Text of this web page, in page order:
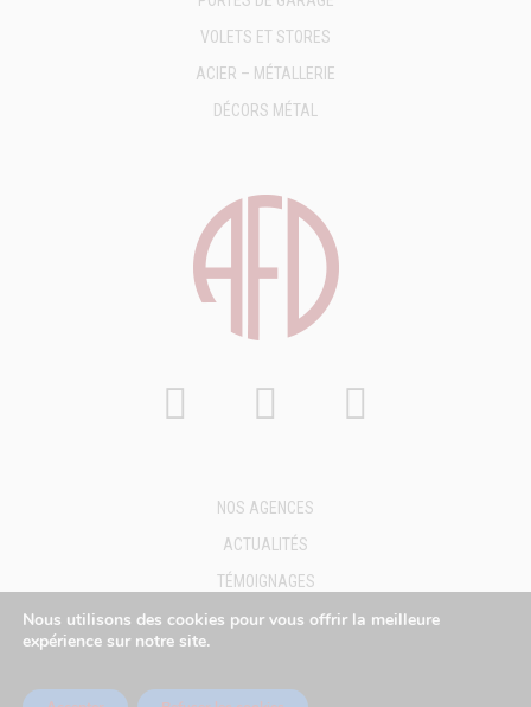
VOLETS ET STORES
ACIER – MÉTALLERIE
DÉCORS MÉTAL
NOS AGENCES
ACTUALITÉS
TÉMOIGNAGES
FAQ
MENTIONS LÉGALES
Nous utilisons des cookies pour vous offrir la meilleure
expérience sur notre site.